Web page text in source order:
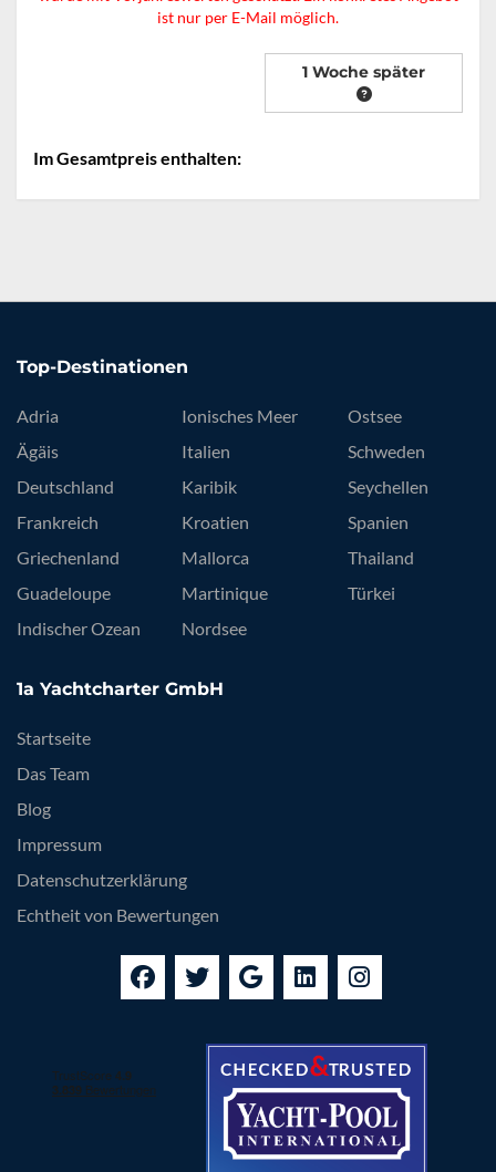
ist nur per E-Mail möglich.
1 Woche später
Im Gesamtpreis enthalten:
Top-Destinationen
Adria
Ägäis
Deutschland
Frankreich
Griechenland
Guadeloupe
Indischer Ozean
Ionisches Meer
Italien
Karibik
Kroatien
Mallorca
Martinique
Nordsee
Ostsee
Schweden
Seychellen
Spanien
Thailand
Türkei
1a Yachtcharter GmbH
Startseite
Das Team
Blog
Impressum
Datenschutzerklärung
Echtheit von Bewertungen